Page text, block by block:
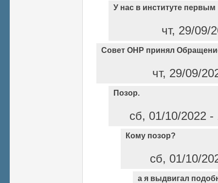
У нас в институте первым
чт, 29/09/
Совет ОНР принял
чт, 29/09/
Позор.
сб, 01/10/2022
Кому позор?
сб, 01/10/
а я выдвигал